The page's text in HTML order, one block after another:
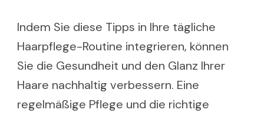
Indem Sie diese Tipps in Ihre tägliche
Haarpflege-Routine integrieren, können
Sie die Gesundheit und den Glanz Ihrer
Haare nachhaltig verbessern. Eine
regelmäßige Pflege und die richtige